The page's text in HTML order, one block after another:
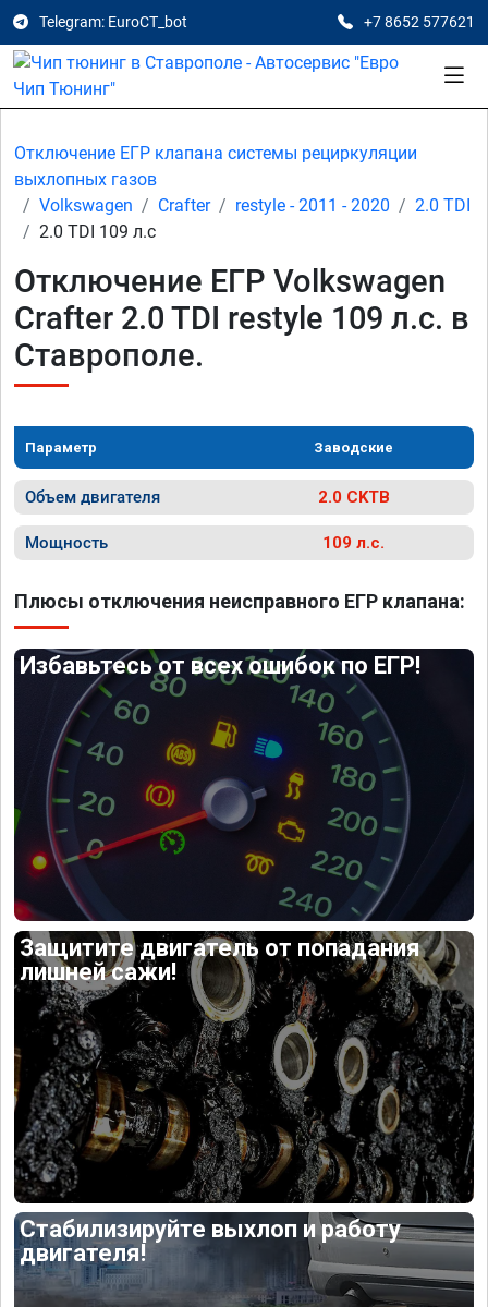
Telegram: EuroCT_bot +7 8652 577621
Отключение ЕГР клапана системы рециркуляции
выхлопных газов
Volkswagen
Crafter restyle - 2011 - 2020
2.0 TDI
2.0 TDI 109 л.с
Отключение ЕГР Volkswagen
Crafter 2.0 TDI restyle 109 л.с. в
Ставрополе.
Параметр Заводские
Объем двигателя 2.0 CKTB
Мощность 109 л.с.
Плюсы отключения неисправного ЕГР клапана:
Избавьтесь от всех ошибок по ЕГР!
Защитите двигатель от попадания
лишней сажи!
Стабилизируйте выхлоп и работу
двигателя!